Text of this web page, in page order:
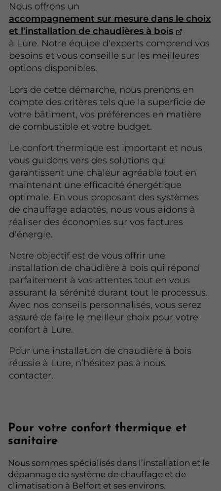
Nous offrons un
accompagnement sur mesure dans le choix
et l’installation de chaudières à bois
à Lure. Notre équipe d'experts comprend vos
besoins et vous conseille sur les meilleures
options disponibles.
Lors de cette démarche, nous prenons en
compte des critères tels que la superficie de
votre bâtiment, vos préférences en matière
de combustible et votre budget.
Le confort thermique est important et nous
vous guidons vers des solutions qui
garantissent une chaleur agréable tout en
maintenant une efficacité énergétique
optimale. En vous proposant des systèmes
de chauffage adaptés, nous vous aidons à
réaliser des économies sur vos factures
d'énergie.
Notre objectif est de vous offrir une
installation de chaudière à bois qui répond
parfaitement à vos attentes tout en vous
assurant la sérénité durant tout le processus.
Avec nos conseils personnalisés, vous serez
assuré de faire le meilleur choix pour votre
confort à Lure.
Pour une installation de chaudière à bois
réussie à Lure, n’hésitez pas à nous
contacter.
Pour votre confort thermique et
sanitaire
Nous sommes spécialisés dans l’installation et le
dépannage de système de chauffage et de
climatisation à Belfort et ses environs.